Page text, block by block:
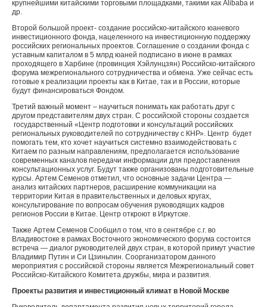
крупнейшими китайcкими торговыми площадками, такими как Alibaba и
др.
Второй большой проект- создание российско-китайского юаневого
инвестиционного фонда, нацеленного на инвестиционную поддержку
российских региональных проектов. Соглашение о создании фонда с
уставным капиталом в 5 млрд юаней подписано в июне в рамках
проходящего в Харбине (провинция Хэйлунцзян) Российско-китайского
форума межрегионального сотрудничества и обмена. Уже сейчас есть
готовые к реализации проекты как в Китае, так и в России, которые
будут финансироваться Фондом.
Третий важный момент – научиться понимать как работать друг с
другом представителям двух стран. С российской стороны создается
государственный «Центр подготовки и консультаций российских
региональных руководителей по сотрудничеству с КНР». Центр будет
помогать тем, кто хочет научиться системно взаимодействовать с
Китаем по разным направлениям, предполагается использование
современных каналов передачи информации для предоставления
консультационных услуг. Будут также организованы подготовительные
курсы. Артем Семенов отметил, что основные задачи Центра —
анализ китайских партнеров, расширение коммуникации на
территории Китая в правительственных и деловых кругах,
консультирование по вопросам обучения руководящих кадров
регионов России в Китае. Центр откроют в Иркутске.
Также Артем Семенов Сообщил о том, что в сентябре с.г. во
Владивостоке в рамках Восточного экономического форума состоится
встреча — диалог руководителей двух стран, в которой примут участие
Владимир Путин и Си Цзиньпин. Соорганизатором данного
мероприятия с российской стороны является Межрегиональный совет
Российско-Китайского Комитета дружбы, мира и развития.
Проекты развития и инвестиционный климат в Новой Москве